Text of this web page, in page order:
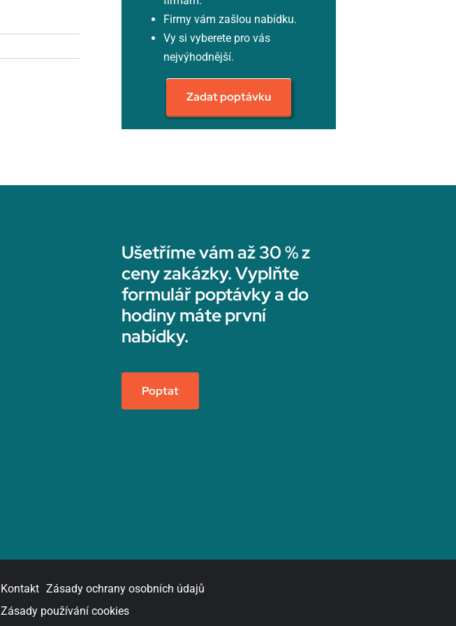
Firmy vám zašlou nabídku.
Vy si vyberete pro vás
nejvýhodnější.
Zadat poptávku
Ušetříme vám až 30 % z
ceny zakázky. Vyplňte
formulář poptávky a do
hodiny máte první
nabídky.
Poptat
Kontakt Zásady ochrany osobních údajů
Zásady používání cookies